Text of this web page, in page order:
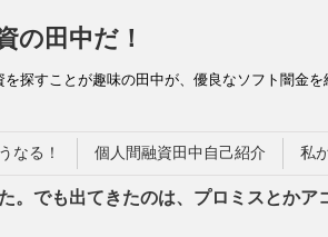
の田中だ！
を探すことが趣味の田中が、優良なソフト闇金
なる！ 個人間融資田中自己紹介 私
でも出てきたのは、プロミスとかア